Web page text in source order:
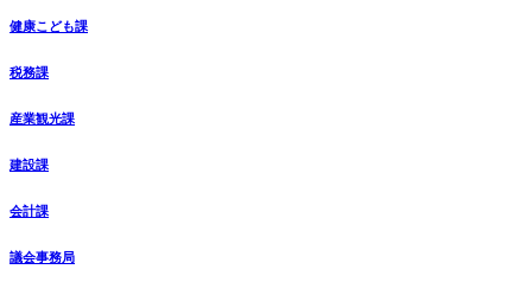
健康こども課
税務課
産業観光課
建設課
会計課
議会事務局